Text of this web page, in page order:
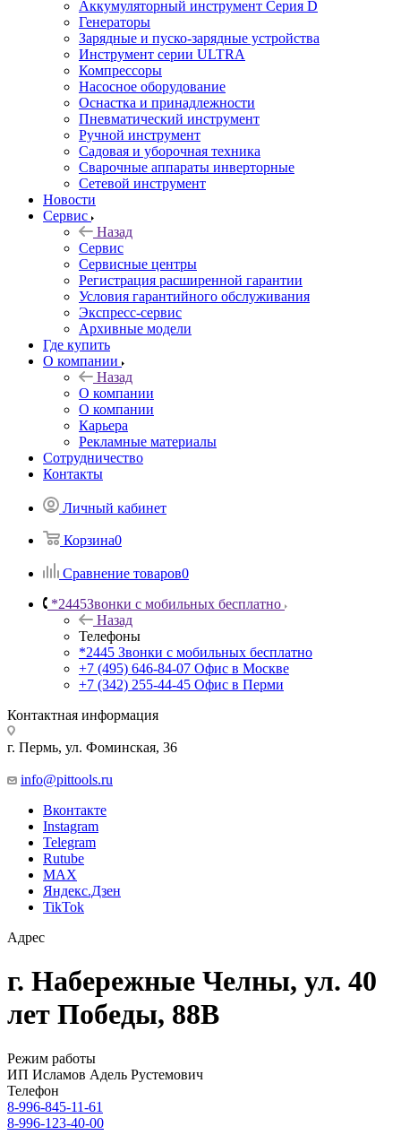
Аккумуляторный инструмент Серия D
Генераторы
Зарядные и пуско-зарядные устройства
Инструмент серии ULTRA
Компрессоры
Насосное оборудование
Оснастка и принадлежности
Пневматический инструмент
Ручной инструмент
Садовая и уборочная техника
Сварочные аппараты инверторные
Сетевой инструмент
Новости
Сервис
Назад
Сервис
Сервисные центры
Регистрация расширенной гарантии
Условия гарантийного обслуживания
Экспресс-сервис
Архивные модели
Где купить
О компании
Назад
О компании
О компании
Карьера
Рекламные материалы
Сотрудничество
Контакты
Личный кабинет
Корзина0
Сравнение товаров0
*2445Звонки с мобильных бесплатно
Назад
Телефоны
*2445 Звонки с мобильных бесплатно
+7 (495) 646-84-07 Офис в Москве
+7 (342) 255-44-45 Офис в Перми
Контактная информация
г. Пермь, ул. Фоминская, 36
info@pittools.ru
Вконтакте
Instagram
Telegram
Rutube
MAX
Яндекс.Дзен
TikTok
Адрес
г. Набережные Челны, ул. 40
лет Победы, 88В
Режим работы
ИП Исламов Адель Рустемович
Телефон
8-996-845-11-61
8-996-123-40-00